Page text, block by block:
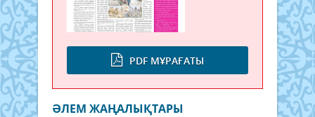
PDF МҰРАҒАТЫ
ӘЛЕМ ЖАҢАЛЫҚТАРЫ